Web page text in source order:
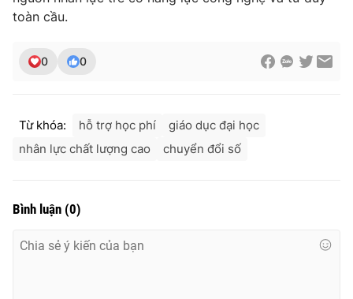
Theo dõi báo trên
Tổng Biên tập:Vũ Thanh Thủy
Phó Tổng Biên tập:Nguyễn Thị Mỹ Hạnh, Phạm Quốc Thắng,
Ðiện thoại Thời báo VTV:
Email:
toasoan@vtv.vn
toàn cầu.
0 0
Từ khóa: hỗ trợ học phí
giáo dục đại học
nhân lực chất lượng cao
chuyển đổi số
Bình luận (0)